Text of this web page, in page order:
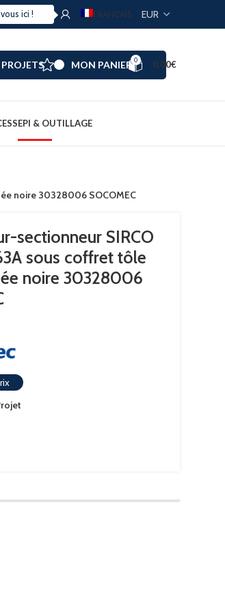
FRANÇAIS
PROJETS MON PANIER 0 0.00€
EPI & OUTILLAGE
noire 30328006 SOCOMEC
sectionneur SIRCO
sous coffret tôle
noire 30328006